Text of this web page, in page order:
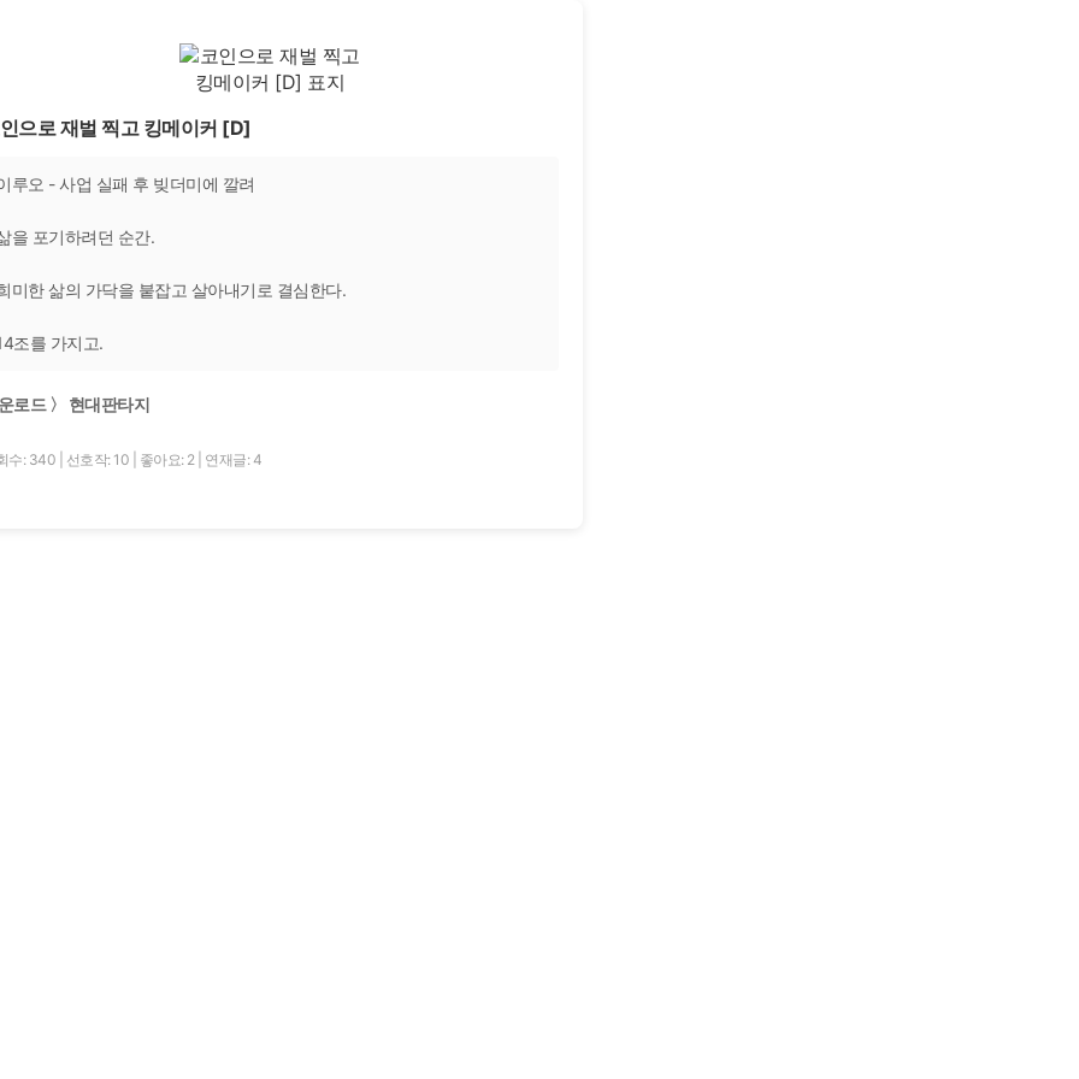
으로 재벌 찍고 킹메이커 [D]
루오 - 사업 실패 후 빚더미에 깔려
을 포기하려던 순간.
미한 삶의 가닥을 붙잡고 살아내기로 결심한다.
조를 가지고.
로드 〉 현대판타지
수: 340 선호작: 10 좋아요: 2 연재글: 4